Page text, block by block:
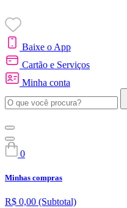
Baixe o App
Cartão e Serviços
Minha conta
0
Minhas compras
R$ 0,00 (Subtotal)